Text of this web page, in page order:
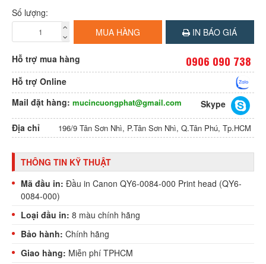
Số lượng:
MUA HÀNG
IN BÁO GIÁ
Hỗ trợ mua hàng 0906 090 738
Hỗ trợ Online
Mail đặt hàng: mucincuongphat@gmail.com
Skype
Địa chỉ
196/9 Tân Sơn Nhì, P.Tân Sơn Nhì, Q.Tân Phú, Tp.HCM
THÔNG TIN KỸ THUẬT
Mã đầu in: Đầu in Canon QY6-0084-000 Print head (QY6-
0084-000)
Loại đầu in: 8 màu chính hãng
Bảo hành: Chính hãng
Giao hàng: Miễn phí TPHCM